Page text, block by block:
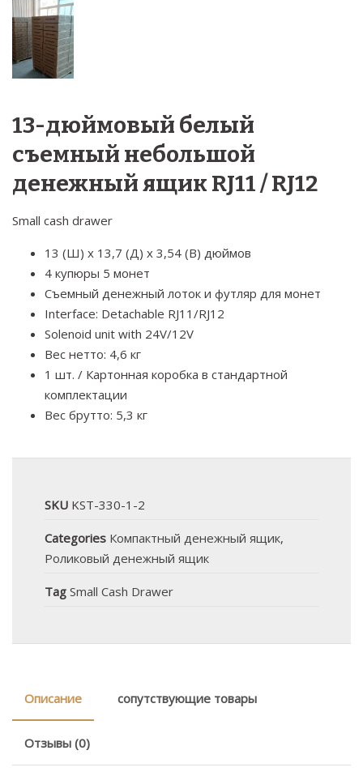
13-дюймовый белый
съемный небольшой
денежный ящик RJ11 / RJ12
Small cash drawer
13 (Ш) x 13,7 (Д) x 3,54 (В) дюймов
4 купюры 5 монет
Съемный денежный лоток и футляр для монет
Interface: Detachable RJ11/RJ12
Solenoid unit with 24V/12V
Вес нетто: 4,6 кг
1 шт. / Картонная коробка в стандартной
комплектации
Вес брутто: 5,3 кг
SKU KST-330-1-2
Categories Компактный денежный ящик,
Роликовый денежный ящик
Tag Small Cash Drawer
Описание сопутствующие товары
Отзывы (0)